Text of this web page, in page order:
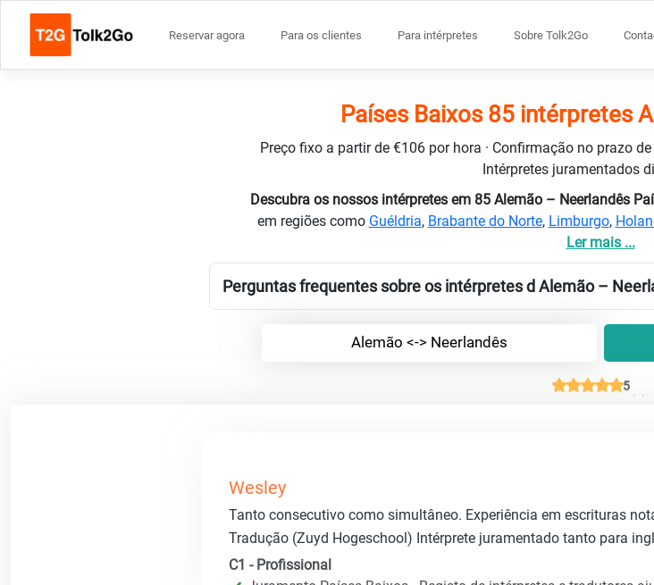
Reservar agora Para os clientes Para intérpretes Sobre Tolk2Go
Países Baixos 85 intérpretes
Preço fixo a partir de €106 por hora · Confirmação no prazo
Intérpretes juramentados
Descubra os nossos intérpretes em 85 Alemão – Neerlandês
em regiões como Guéldria, Brabante do Norte, Limburgo,
Ler mais ...
Perguntas frequentes sobre os intérpretes d Alemão –
Alemão <-> Neerlandês
5
Wesley
Tanto consecutivo como simultâneo. Experiência em escrituras
Tradução (Zuyd Hogeschool) Intérprete juramentado tanto para ingl
C1 - Profissional